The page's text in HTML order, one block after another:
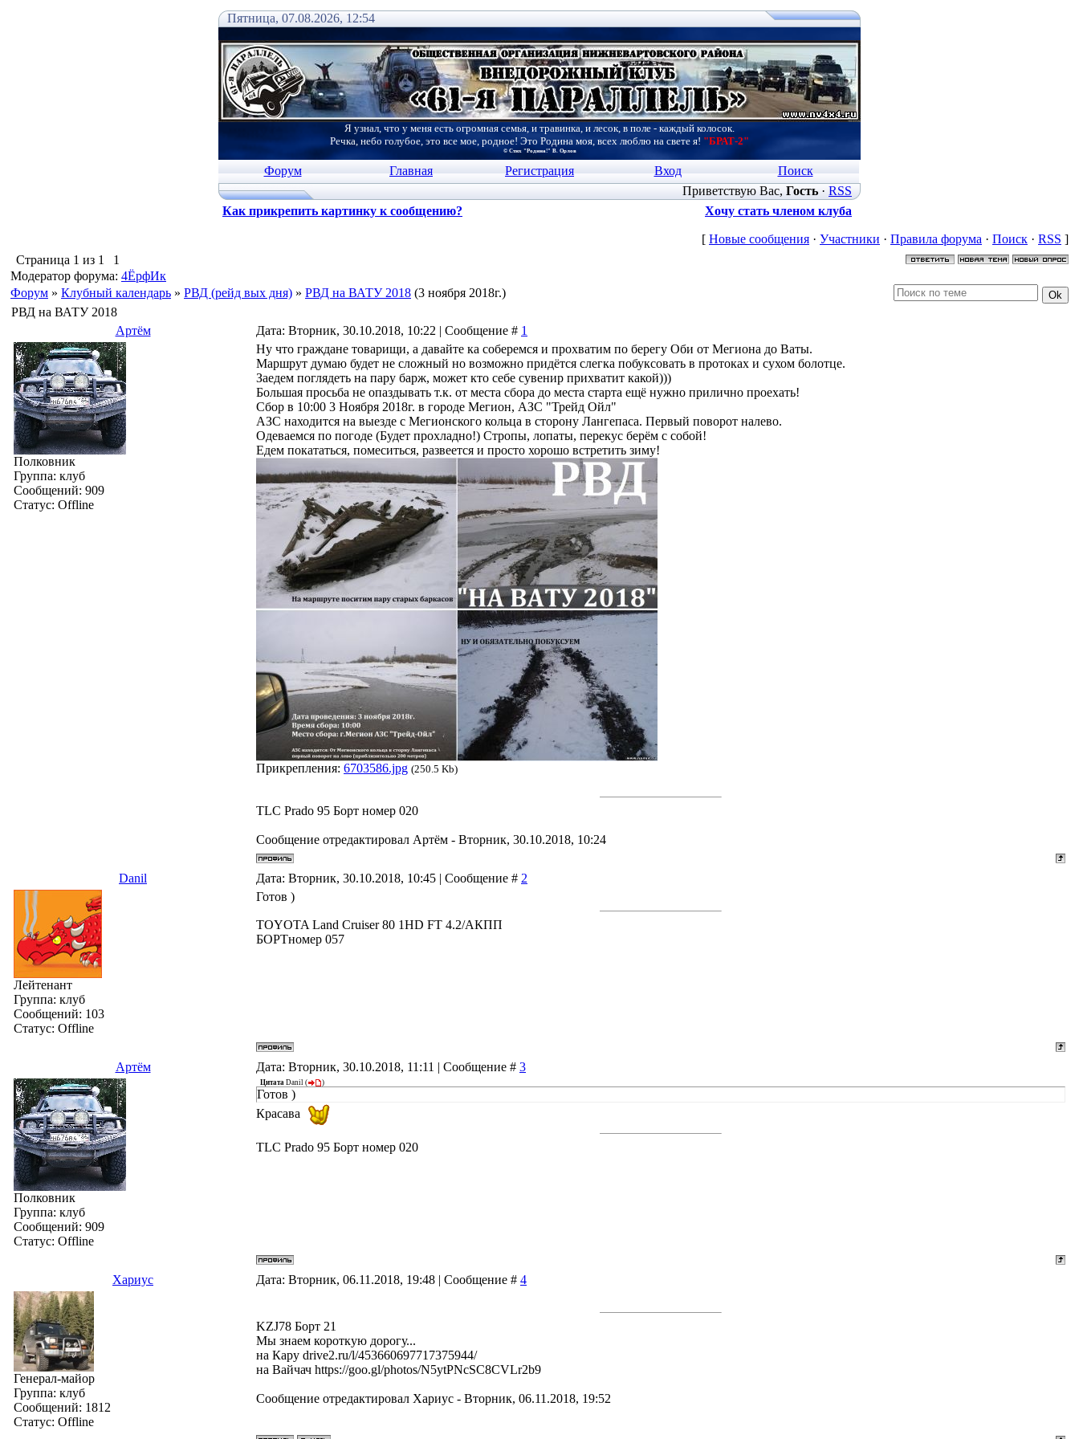
Пятница, 07.08.2026, 12:54
Я узнал, что у меня есть огромная семья, и травинка, и лесок, в поле - каждый колосок.
Речка, небо голубое, это все мое, родное! Это Родина моя, всех люблю на свете я! "БРАТ-2"
© Стих "Родина!" В. Орлов
Форум Главная Регистрация Вход
Поиск
Приветствую Вас, Гость· RSS
Как прикрепить картинку к сообщению?
Хочу стать членом клуба
[ Новые сообщения · Участники · Правила форума · Поиск · RSS ]
Страница 1 из 1
1
Модератор форума: 4ЁрфИк
Форум » Клубный календарь » РВД (рейд вых дня) » РВД на ВАТУ 2018 (3 ноября 2018г.)
РВД на ВАТУ 2018
Артём
Дата: Вторник, 30.10.2018, 10:22 | Сообщение # 1
Полковник
Группа: клуб
Сообщений: 909
Статус: Offline
Ну что граждане товарищи, а давайте ка соберемся и прохватим по берегу Оби от Мегиона до Ваты.
Маршрут думаю будет не сложный но возможно придётся слегка побуксовать в протоках и сухом болотце.
Заедем поглядеть на пару барж, может кто себе сувенир прихватит какой)))
Большая просьба не опаздывать т.к. от места сбора до места старта ещё нужно прилично проехать!
Сбор в 10:00 3 Ноября 2018г. в городе Мегион, АЗС "Трейд Ойл"
АЗС находится на выезде с Мегионского кольца в сторону Лангепаса. Первый поворот налево.
Одеваемся по погоде (Будет прохладно!) Стропы, лопаты, перекус берём с собой!
Едем покататься, помеситься, развеется и просто хорошо встретить зиму!
Прикрепления: 6703586.jpg (250.5 Kb)
TLC Prado 95 Борт номер 020
Сообщение отредактировал Артём - Вторник, 30.10.2018, 10:24
Danil Дата: Вторник, 30.10.2018, 10:45 | Сообщение # 2
Лейтенант
Группа: клуб
Сообщений: 103
Статус: Offline
Готов )
TOYOTA Land Cruiser 80 1HD FT 4.2/АКПП
БОРТномер 057
Артём Дата: Вторник, 30.10.2018, 11:11 | Сообщение # 3
Полковник
Группа: клуб
Сообщений: 909
Статус: Offline
Цитата Danil ( )
Готов )
Красава
TLC Prado 95 Борт номер 020
Хариус Дата: Вторник, 06.11.2018, 19:48 | Сообщение # 4
Генерал-майор
Группа: клуб
Сообщений: 1812
Статус: Offline
KZJ78 Борт 21
Мы знаем короткую дорогу...
на Кару drive2.ru/l/453660697717375944/
на Вайчач https://goo.gl/photos/N5ytPNcSC8CVLr2b9
Сообщение отредактировал Хариус - Вторник, 06.11.2018, 19:52